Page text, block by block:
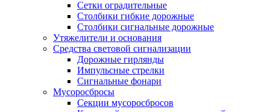
Сетки оградительные
Столбики гибкие дорожные
Столбики сигнальные дорожные
Утяжелители и основания
Средства световой сигнализации
Дорожные гирлянды
Импульсные стрелки
Сигнальные фонари
Мусоросбросы
Секции мусоросбросов